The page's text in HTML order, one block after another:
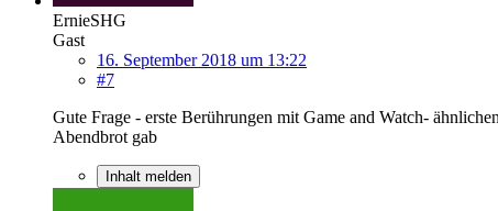
ErnieSHG
Gast
16. September 2018 um 13:22
#7
Gute Frage - erste Berührungen mit Game and Watch-
Abendbrot gab
Inhalt melden